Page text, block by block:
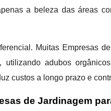
a beleza das áreas
Muitas Empresas
utilizando adubos
custos a longo prazo e
de Jardinagem